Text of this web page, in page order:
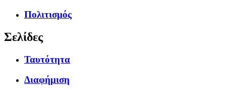
Πολιτισμός
Σελίδες
Ταυτότητα
Διαφήμιση